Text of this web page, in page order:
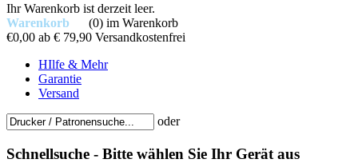
Ihr Warenkorb ist derzeit leer.
Warenkorb
(0) im Warenkorb
€0,00 ab € 79,90 Versandkostenfrei
HIlfe & Mehr
Garantie
Versand
oder
Schnellsuche - Bitte wählen Sie Ihr Gerät aus